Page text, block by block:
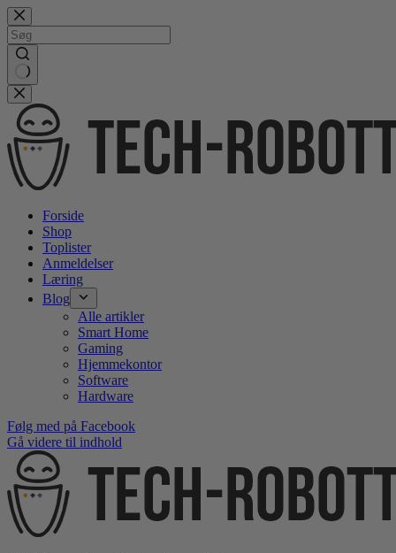
Gå
videre
til
indhold
No
results
Forside
Shop
Toplister
Anmeldelser
Læring
Blog
Alle artikler
Smart Home
Gaming
Hjemmekontor
Software
Hardware
Følg med på Facebook
Gå videre til indhold